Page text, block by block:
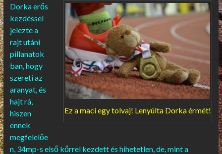
Ez a maci egy tolvaj! Lenyúlta Dorka érmét!
Dorka erős
kezdéssel
jelezte a
rajt utáni
pillanatok
ban, hogy
szereti az
aranyat, és
hajt rá,
hiszen
ennek
megfelelőe
n, 34mp-s első kőrrel kezdett és hihetetlen, de, mint a